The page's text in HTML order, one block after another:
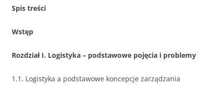
Spis treści
Wstęp
Rozdział I. Logistyka – podstawowe pojęcia i problemy
1.1. Logistyka a podstawowe koncepcje zarządzania